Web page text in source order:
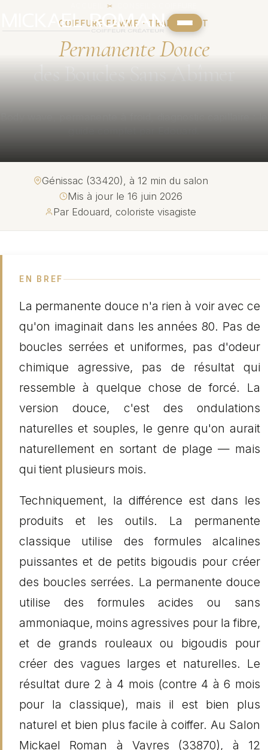
Ondulations
✂
COIFFURE FEMME · TRAITEMENT
Permanente Douce
des Boucles Sans Abîmer
Génissac (33420), à 12 min du salon
Mis à jour le 16 juin 2026
Par Edouard, coloriste visagiste
EN BREF
La permanente douce n'a rien à voir avec ce
qu'on imaginait dans les années 80. Pas de
boucles serrées et uniformes, pas d'odeur
chimique agressive, pas de résultat qui
ressemble à quelque chose de forcé. La
version douce, c'est des ondulations
naturelles et souples, le genre qu'on aurait
naturellement en sortant de plage — mais
qui tient plusieurs mois.
Techniquement, la différence est dans les
produits et les outils. La permanente
classique utilise des formules alcalines
puissantes et de petits bigoudis pour créer
des boucles serrées. La permanente douce
utilise des formules acides ou sans
ammoniaque, moins agressives pour la fibre,
et de grands rouleaux ou bigoudis pour
créer des vagues larges et naturelles. Le
résultat dure 2 à 4 mois (contre 4 à 6 mois
pour la classique), mais il est bien plus
naturel et bien plus facile à coiffer. Au Salon
Mickael Roman à Vayres (33870), à 12